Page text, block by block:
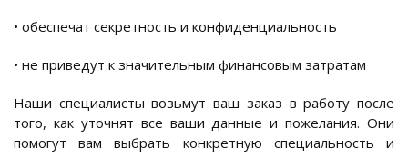
• обеспечат секретность и конфиденциальность
• не приведут к значительным финансовым затратам
Наши специалисты возьмут ваш заказ в работу после
того, как уточнят все ваши данные и пожелания. Они
помогут вам выбрать конкретную специальность и